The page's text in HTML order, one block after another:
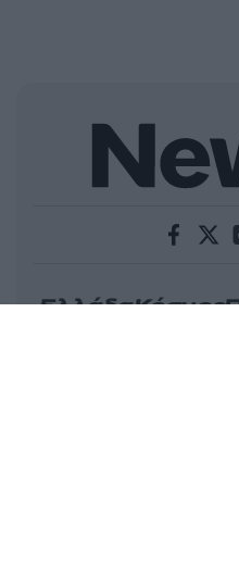
ΕλλάδαΚόσμος